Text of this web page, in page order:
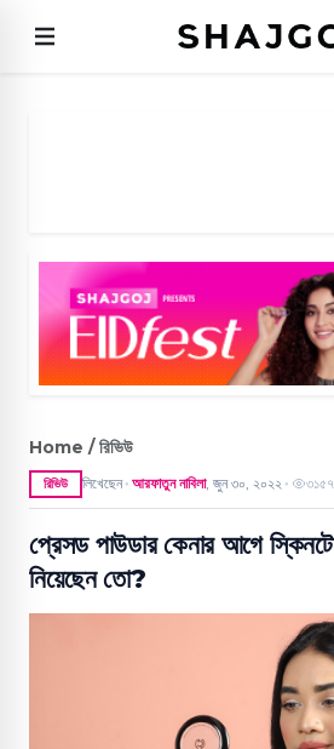
Home / রিভিউ
রিভিউ লিখেছেন ● আরফাতুন নাবিলা, জুন ৩০, ২০২২ ● ৩১৫৭
প্রেসড পাউডার কেনার আগে
নিয়েছেন তো?